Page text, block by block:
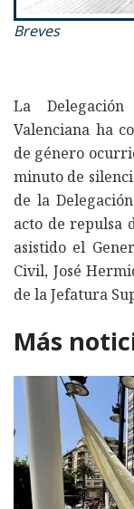
Breves
La
Valenciana ha
de género
minuto de
de la
acto de repulsa
asistido el
Civil, José
de la Jefatura
Más